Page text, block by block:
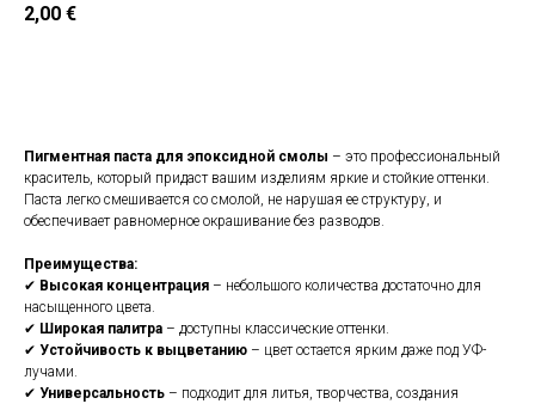
2,00 €
Пигментная паста для эпоксидной смолы – это профессиональный
краситель, который придаст вашим изделиям яркие и стойкие оттенки.
Паста легко смешивается со смолой, не нарушая ее структуру, и
обеспечивает равномерное окрашивание без разводов.
Преимущества:
✔ Высокая концентрация – небольшого количества достаточно для
насыщенного цвета.
✔ Широкая палитра – доступны классические оттенки.
✔ Устойчивость к выцветанию – цвет остается ярким даже под УФ-
лучами.
✔ Универсальность – подходит для литья, творчества, создания